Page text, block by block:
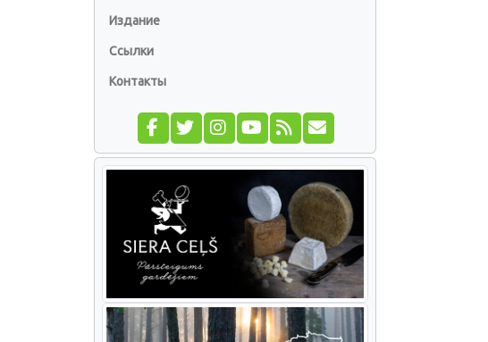
Издание
Ссылки
Контакты